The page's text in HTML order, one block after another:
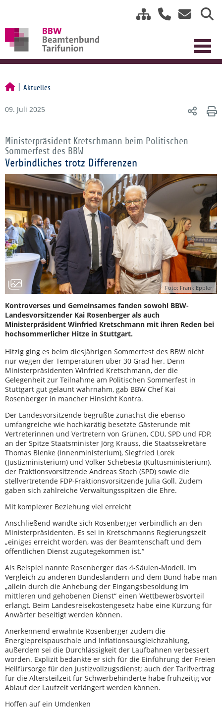
Aktuelles
09. Juli 2025
Ministerpräsident Kretschmann beim Politischen
Sommerfest des BBW
Verbindliches trotz Differenzen
Foto: Frank Eppler
Kontroverses und Gemeinsames fanden sowohl BBW-
Landesvorsitzender Kai Rosenberger als auch
Ministerpräsident Winfried Kretschmann mit ihren Reden bei
hochsommerlicher Hitze in Stuttgart.
Hitzig ging es beim diesjährigen Sommerfest des BBW nicht
nur wegen der Temperaturen über 30 Grad her. Denn
Ministerpräsidenten Winfried Kretschmann, der die
Gelegenheit zur Teilnahme am Politischen Sommerfest in
Stuttgart gut gelaunt wahrnahm, gab BBW Chef Kai
Rosenberger in mancher Hinsicht Kontra.
Der Landesvorsitzende begrüßte zunächst die ebenso
umfangreiche wie hochkarätig besetzte Gästerunde mit
Vertreterinnen und Vertretern von Grünen, CDU, SPD und FDP,
an der Spitze Staatsminister Jörg Krauss, die Staatssekretäre
Thomas Blenke (Innenministerium), Siegfried Lorek
(Justizministerium) und Volker Schebesta (Kultusministerium),
der Fraktionsvorsitzende Andreas Stoch (SPD) sowie die
stellvertretende FDP-Fraktionsvorsitzende Julia Goll. Zudem
gaben sich zahlreiche Verwaltungsspitzen die Ehre.
Mit komplexer Beziehung viel erreicht
Anschließend wandte sich Rosenberger verbindlich an den
Ministerpräsidenten. Es sei in Kretschmanns Regierungszeit
„einiges erreicht worden, was der Beamtenschaft und dem
öffentlichen Dienst zugutegekommen ist.“
Als Beispiel nannte Rosenberger das 4-Säulen-Modell. Im
Vergleich zu anderen Bundesländern und dem Bund habe man
„allein durch die Anhebung der Eingangsbesoldung im
mittleren und gehobenen Dienst“ einen Wettbewerbsvorteil
erlangt. Beim Landesreisekostengesetz habe eine Kürzung für
Anwärter beseitigt werden können.
Anerkennend erwähnte Rosenberger zudem die
Energiepreispauschale und Inflationsausgleichzahlung,
außerdem sei die Durchlässigkeit der Laufbahnen verbessert
worden. Explizit bedankte er sich für die Einführung der Freien
Heilfürsorge für den Justizvollzugsdienst; auch der Tarifvertrag
für die Altersteilzeit für Schwerbehinderte habe frühzeitig vor
Ablauf der Laufzeit verlängert werden können.
Hoffen auf ein Umdenken